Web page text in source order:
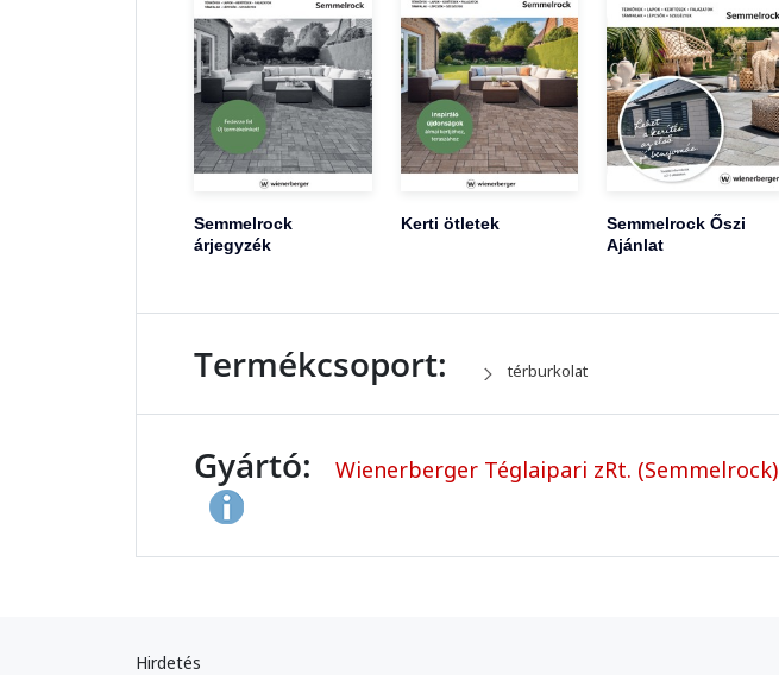
Semmelrock
árjegyzék
Kerti ötletek
Semmelrock Őszi
Ajánlat
Termékcsoport: térburkolat
Gyártó: Wienerberger Téglaipari zRt. (Semmelrock)
Hirdetés